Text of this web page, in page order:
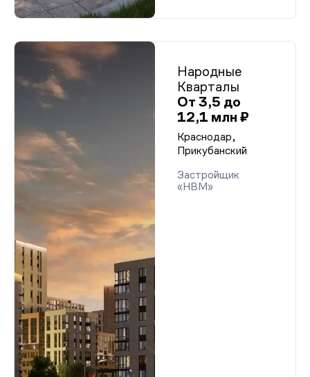
Народные
Кварталы
От 3,5 до
12,1 млн ₽
Краснодар,
Прикубанский
Застройщик
«НВМ»